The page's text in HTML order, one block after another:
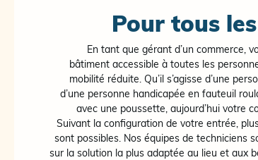
Pour tous
En tant que gérant d’un commerce,
bâtiment accessible à toutes les
mobilité réduite. Qu’il s’agisse d’une
d’une personne handicapée en fauteuil
avec une poussette, aujourd’hui votre
Suivant la configuration de votre entrée,
sont possibles. Nos équipes de techniciens
sur la solution la plus adaptée au lieu et aux